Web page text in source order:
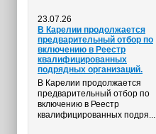
23.07.26
В Карелии продолжается
предварительный отбор по
включению в Реестр
квалифицированных
подрядных организаций.
В Карелии продолжается
предварительный отбор по
включению в Реестр
квалифицированных подря...